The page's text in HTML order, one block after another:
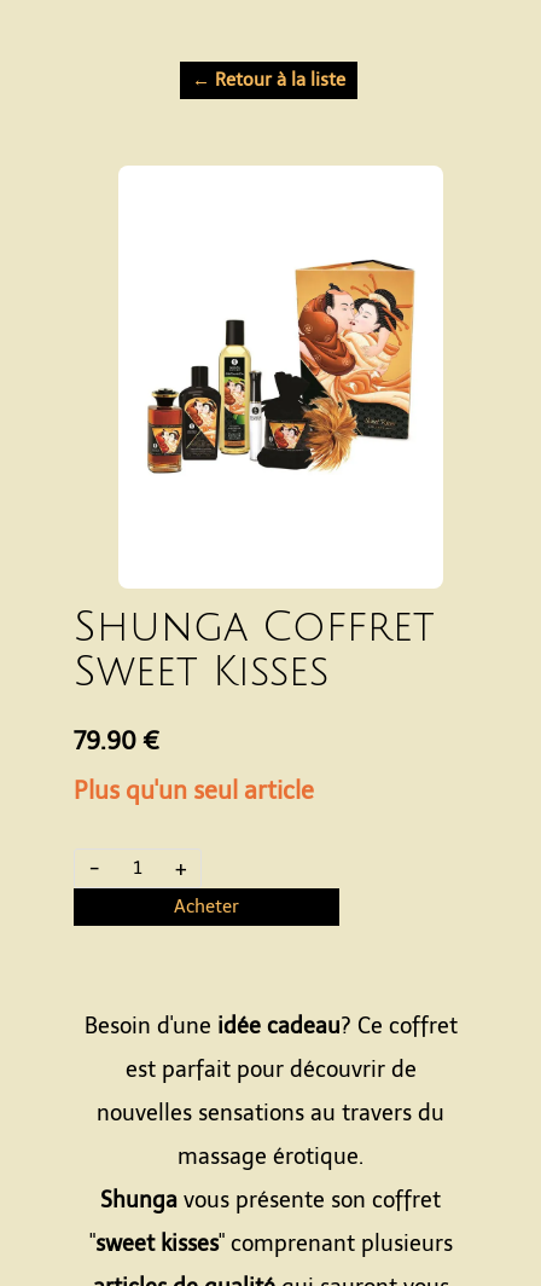
← Retour à la liste
Shunga Coffret
Sweet Kisses
79.90 €
Plus qu'un seul article
- +
Acheter
Besoin d'une idée cadeau? Ce coffret
est parfait pour découvrir de
nouvelles sensations au travers du
massage érotique.
Shunga vous présente son coffret
"sweet kisses" comprenant plusieurs